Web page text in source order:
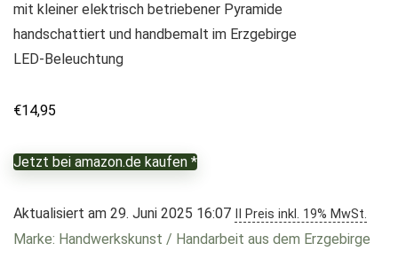
mit kleiner elektrisch betriebener Pyramide
handschattiert und handbemalt im Erzgebirge
LED-Beleuchtung
€14,95
Jetzt bei amazon.de kaufen *
Aktualisiert am 29. Juni 2025 16:07 II Preis inkl. 19% MwSt.
Marke: Handwerkskunst / Handarbeit aus dem Erzgebirge